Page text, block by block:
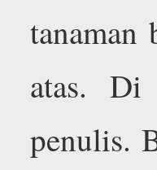
tanaman
atas. Di
penulis.